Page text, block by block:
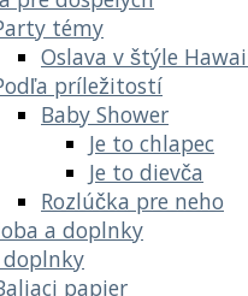
témy
Oslava v štýle
príležitostí
Baby Shower
Je to chlapec
Je to dievča
Rozlúčka pre neho
a doplnky
papier